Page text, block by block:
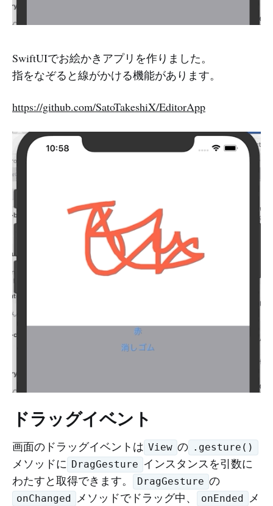
SwiftUIでお絵かきアプリを作りました。
指をなぞると線がかける機能があります。
https://github.com/SatoTakeshiX/EditorApp
ドラッグイベント
画面のドラッグイベントは View の .gesture()
メソッドに DragGesture インスタンスを引数に
わたすと取得できます。
DragGesture の
onChanged メソッドでドラッグ中、 onEnded
メ